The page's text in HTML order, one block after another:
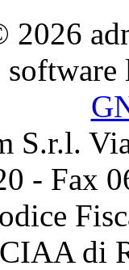
2026
S.r.l.
- Fax
di